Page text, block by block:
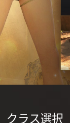
クラス選択